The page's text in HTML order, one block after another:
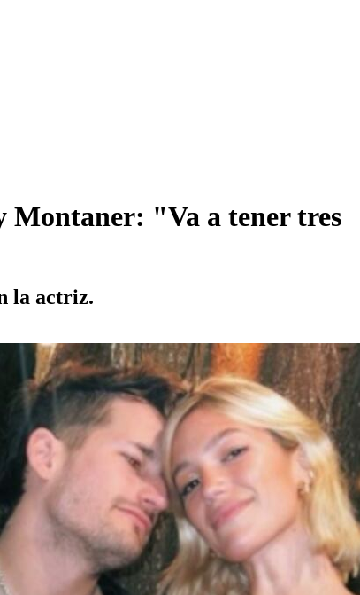
Montaner: "Va a tener tres
la actriz.